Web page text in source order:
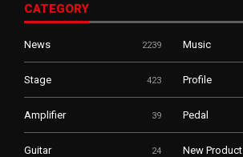
CATEGORY
News 2239 Music
Stage 423 Profile
Amplifier 39 Pedal
Guitar 24 New Product